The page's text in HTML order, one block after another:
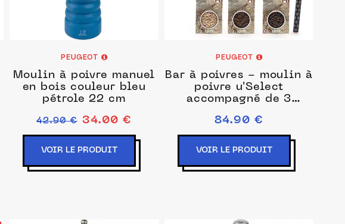
PEUGEOT
Moulin à poivre manuel
en bois couleur bleu
pétrole 22 cm
42.90 € 34.00 €
VOIR LE PRODUIT
PEUGEOT
Bar à poivres - moulin à
poivre u'Select
accompagné de 3
de 3 réservoirs
interchangeables.
84.90 €
VOIR LE PRODUIT